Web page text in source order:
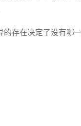
存在决定了没有哪